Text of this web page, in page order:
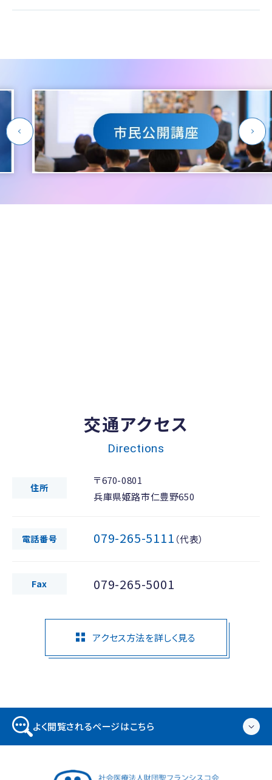
交通アクセス
Directions
住所
〒670-0801
兵庫県姫路市仁豊野650
電話番号 079-265-5111 （代表）
Fax 079-265-5001
アクセス方法を詳しく見る
よく閲覧されるページはこちら